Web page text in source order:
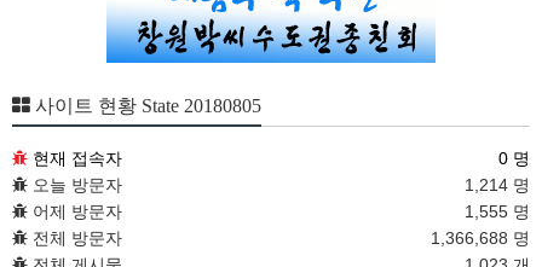
사이트 현황 State 20180805
현재 접속자
0 명
오늘 방문자
1,214 명
어제 방문자
1,555 명
전체 방문자
1,366,688 명